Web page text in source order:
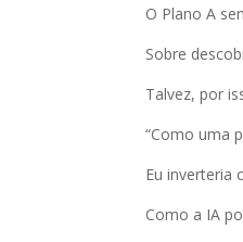
O Plano A
Sobre
Talvez, por
“Como uma
Eu inverteria
Como a IA